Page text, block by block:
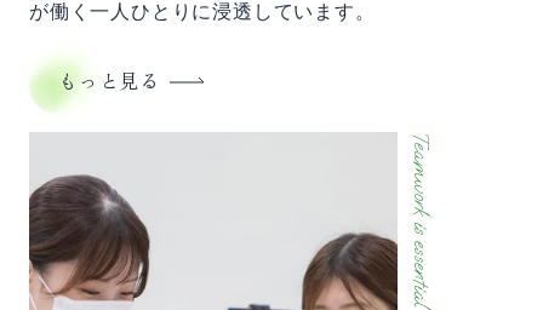
が働く一人ひとりに浸透しています。
もっと見る
Teamwork is essential